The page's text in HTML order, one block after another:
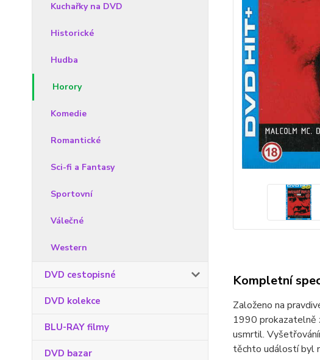
Kuchařky na DVD
Historické
Hudba
Horory
Komedie
Romantické
Sci-fi a Fantasy
Sportovní
Válečné
Western
DVD cestopisné
DVD kolekce
BLU-RAY filmy
DVD bazar
Kompletní
Založeno na
1990 prokazatelně
usmrtil.
těchto událostí byl